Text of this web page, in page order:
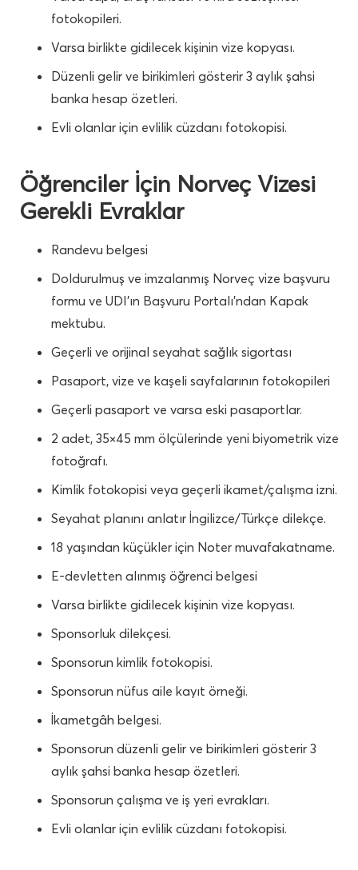
fotokopileri.
Varsa birlikte gidilecek kişinin vize kopyası.
Düzenli gelir ve birikimleri gösterir 3 aylık şahsi
banka hesap özetleri.
Evli olanlar için evlilik cüzdanı fotokopisi.
Öğrenciler İçin Norveç Vizesi
Gerekli Evraklar
Randevu belgesi
Doldurulmuş ve imzalanmış Norveç vize başvuru
formu ve UDI’ın Başvuru Portalı’ndan Kapak
mektubu.
Geçerli ve orijinal seyahat sağlık sigortası
Pasaport, vize ve kaşeli sayfalarının fotokopileri
Geçerli pasaport ve varsa eski pasaportlar.
2 adet, 35×45 mm ölçülerinde yeni biyometrik vize
fotoğrafı.
Kimlik fotokopisi veya geçerli ikamet/çalışma izni.
Seyahat planını anlatır İngilizce/Türkçe dilekçe.
18 yaşından küçükler için Noter muvafakatname.
E-devletten alınmış öğrenci belgesi
Varsa birlikte gidilecek kişinin vize kopyası.
Sponsorluk dilekçesi.
Sponsorun kimlik fotokopisi.
Sponsorun nüfus aile kayıt örneği.
İkametgâh belgesi.
Sponsorun düzenli gelir ve birikimleri gösterir 3
aylık şahsi banka hesap özetleri.
Sponsorun çalışma ve iş yeri evrakları.
Evli olanlar için evlilik cüzdanı fotokopisi.